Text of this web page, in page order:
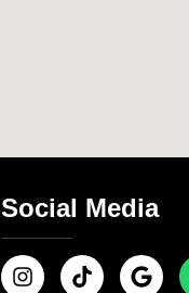
Social Media